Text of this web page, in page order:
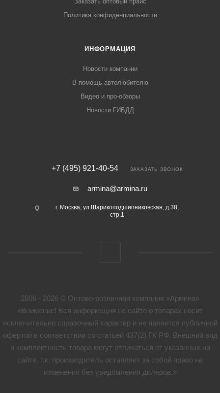
Политика конфиденциальности
ИНФОРМАЦИЯ
Новости компании
В помощь автолюбителю
Видео и про-обзоры
Новости ГИБДД
+7 (495) 921-40-54 ЗАКАЗАТЬ ЗВОНОК
armina@armina.ru
г. Москва, ул.Шарикоподшипниковская, д.38,
стр.1
2006 - 2026 © Оптово-розничная компания «Армина»
«Внимание! Вся информация на сайте о товарах носит
исключительно справочный характер и не является публичной
офертой в соответствии со статьей 437(2) ГК РФ. Внешний вид
и комплектность товара могут отличаться от указанных на
сайте, т.к. производитель оставляет за собой право на
изменения без уведомления дилеров.»